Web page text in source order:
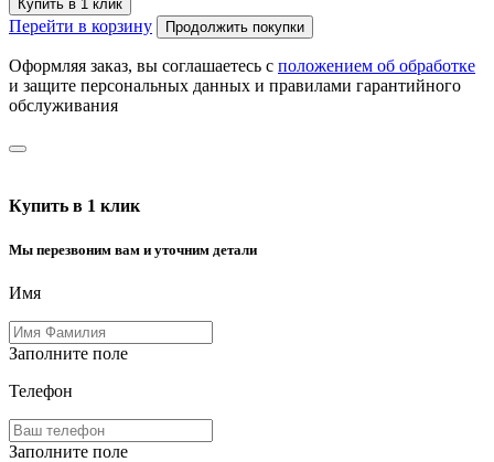
Купить в 1 клик
Перейти в корзину Продолжить покупки
Оформляя заказ, вы соглашаетесь с положением об обработке
и защите персональных данных и правилами гарантийного
обслуживания
Купить в 1 клик
Мы перезвоним вам и уточним детали
Имя
Заполните поле
Телефон
Заполните поле